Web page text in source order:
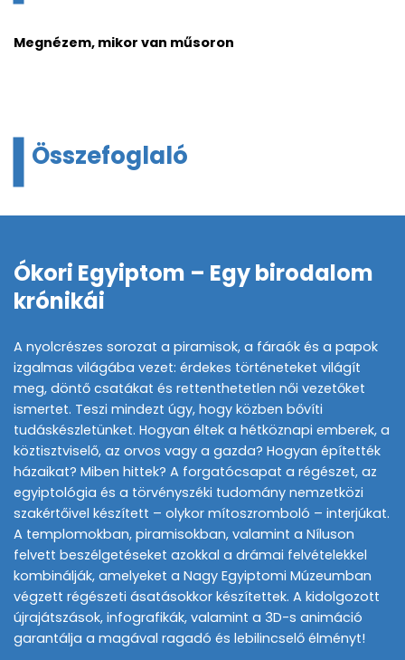
Megnézem, mikor van műsoron
Összefoglaló
Ókori Egyiptom – Egy birodalom
krónikái
A nyolcrészes sorozat a piramisok, a fáraók és a papok
izgalmas világába vezet: érdekes történeteket világít
meg, döntő csatákat és rettenthetetlen női vezetőket
ismertet. Teszi mindezt úgy, hogy közben bővíti
tudáskészletünket. Hogyan éltek a hétköznapi emberek, a
köztisztviselő, az orvos vagy a gazda? Hogyan építették
házaikat? Miben hittek? A forgatócsapat a régészet, az
egyiptológia és a törvényszéki tudomány nemzetközi
szakértőivel készített – olykor mítoszromboló – interjúkat.
A templomokban, piramisokban, valamint a Níluson
felvett beszélgetéseket azokkal a drámai felvételekkel
kombinálják, amelyeket a Nagy Egyiptomi Múzeumban
végzett régészeti ásatásokkor készítettek. A kidolgozott
újrajátszások, infografikák, valamint a 3D-s animáció
garantálja a magával ragadó és lebilincselő élményt!